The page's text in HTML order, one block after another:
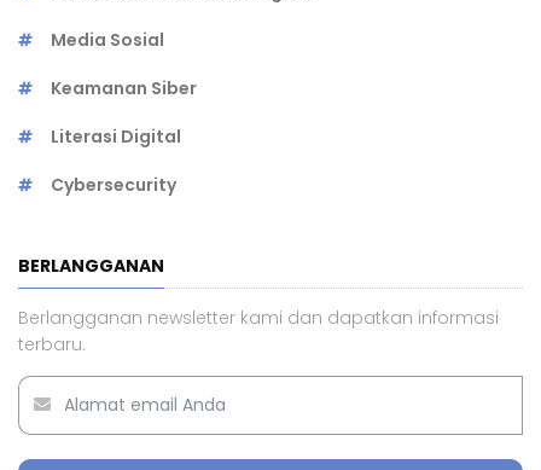
Media Sosial
Keamanan Siber
Literasi Digital
Cybersecurity
BERLANGGANAN
Berlangganan newsletter kami dan dapatkan informasi
terbaru.